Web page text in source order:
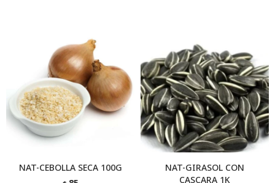
NAT-CEBOLLA SECA 100G
NAT-GIRASOL CON
CASCARA 1K